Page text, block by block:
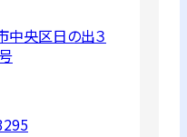
中央区日の出３